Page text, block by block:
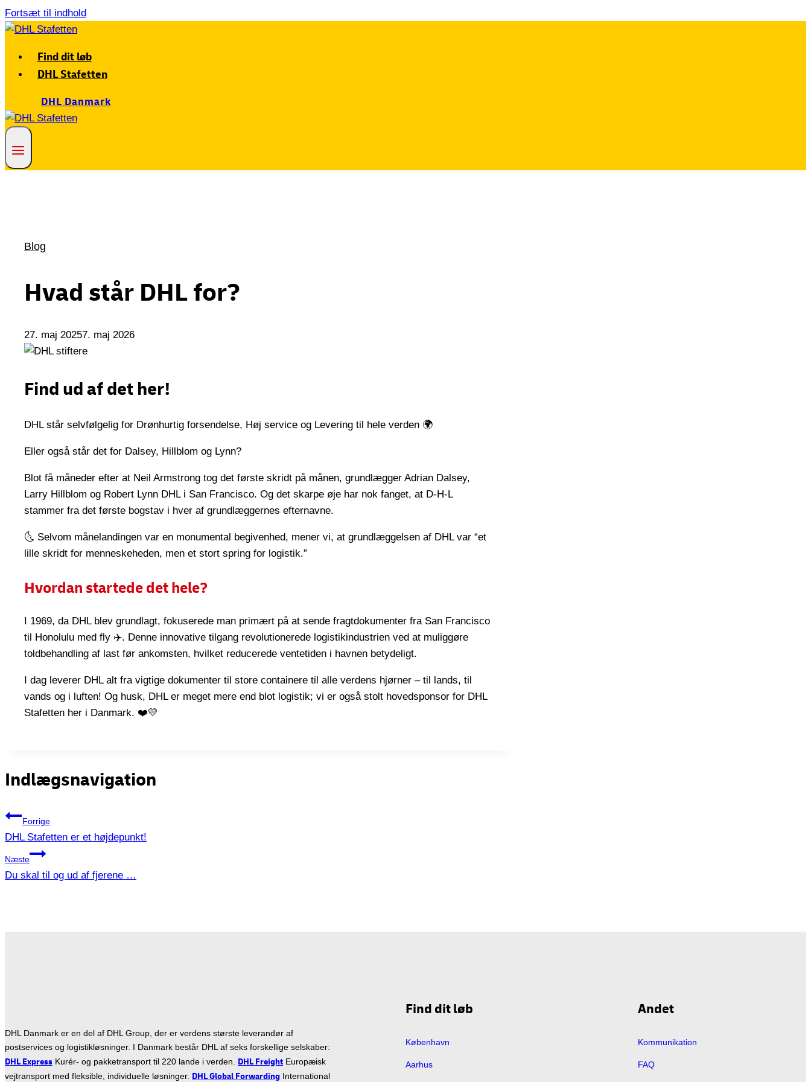
Fortsæt til indhold
Find dit løb
DHL Stafetten
DHL Danmark
Blog
Hvad står DHL for?
27. maj 20257. maj 2026
Find ud af det her!
DHL står selvfølgelig for Drønhurtig forsendelse, Høj service og Levering til hele verden 🌍
Eller også står det for Dalsey, Hillblom og Lynn?
Blot få måneder efter at Neil Armstrong tog det første skridt på månen, grundlægger Adrian Dalsey,
Larry Hillblom og Robert Lynn DHL i San Francisco. Og det skarpe øje har nok fanget, at D-H-L
stammer fra det første bogstav i hver af grundlæggernes efternavne.
🌜 Selvom månelandingen var en monumental begivenhed, mener vi, at grundlæggelsen af DHL var “et
lille skridt for menneskeheden, men et stort spring for logistik.”
Hvordan startede det hele?
I 1969, da DHL blev grundlagt, fokuserede man primært på at sende fragtdokumenter fra San Francisco
til Honolulu med fly ✈️. Denne innovative tilgang revolutionerede logistikindustrien ved at muliggøre
toldbehandling af last før ankomsten, hvilket reducerede ventetiden i havnen betydeligt.
I dag leverer DHL alt fra vigtige dokumenter til store containere til alle verdens hjørner – til lands, til
vands og i luften! Og husk, DHL er meget mere end blot logistik; vi er også stolt hovedsponsor for DHL
Stafetten her i Danmark. ❤️💛
Indlægsnavigation
Forrige
DHL Stafetten er et højdepunkt!
Næste
Du skal til og ud af fjerene …
DHL Danmark er en del af DHL Group, der er verdens største leverandør af
postservices og logistikløsninger. I Danmark består DHL af seks forskellige selskaber:
DHL Express Kurér- og pakketransport til 220 lande i verden. DHL Freight Europæisk
vejtransport med fleksible, individuelle løsninger. DHL Global Forwarding International
Find dit løb
København
Aarhus
Andet
Kommunikation
FAQ